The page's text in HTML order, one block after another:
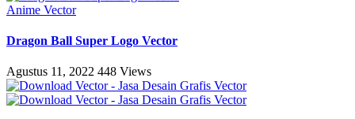
Anime Vector
Dragon Ball Super Logo Vector
Agustus 11, 2022 448 Views